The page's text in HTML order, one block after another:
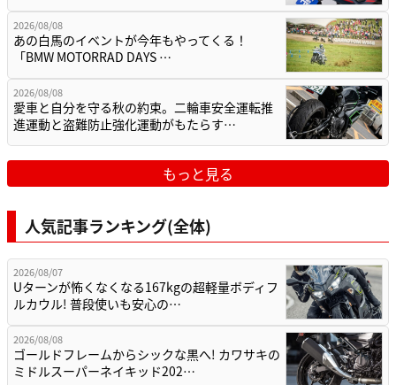
2026/08/08
あの白馬のイベントが今年もやってくる！
「BMW MOTORRAD DAYS …
2026/08/08
愛車と自分を守る秋の約束。二輪車安全運転推
進運動と盗難防止強化運動がもたらす…
もっと見る
人気記事ランキング(全体)
2026/08/07
Uターンが怖くなくなる167kgの超軽量ボディフ
ルカウル! 普段使いも安心の…
2026/08/08
ゴールドフレームからシックな黒へ! カワサキの
ミドルスーパーネイキッド202…